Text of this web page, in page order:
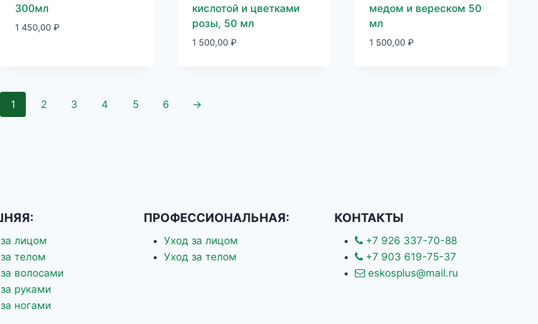
300мл
1 450,00 ₽
кислотой и цветками
розы, 50 мл
1 500,00 ₽
медом и вереском 50
мл
1 500,00 ₽
1 2 3 4 5 6 →
лицом
телом
волосами
руками
ногами
ПРОФЕССИОНАЛЬНАЯ:
Уход за лицом
Уход за телом
КОНТАКТЫ
+7 926 337-70-88
+7 903 619-75-37
eskosplus@mail.ru